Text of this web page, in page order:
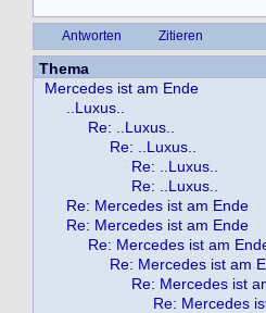
Antworten Zitieren
Thema
Mercedes ist am Ende
..Luxus..
Re: ..Luxus..
Re: ..Luxus..
Re: ..Luxus..
Re: ..Luxus..
Re: Mercedes ist am Ende
Re: Mercedes ist am Ende
Re: Mercedes ist am
Re: Mercedes ist am
Re: Mercedes ist
Re: Mercedes